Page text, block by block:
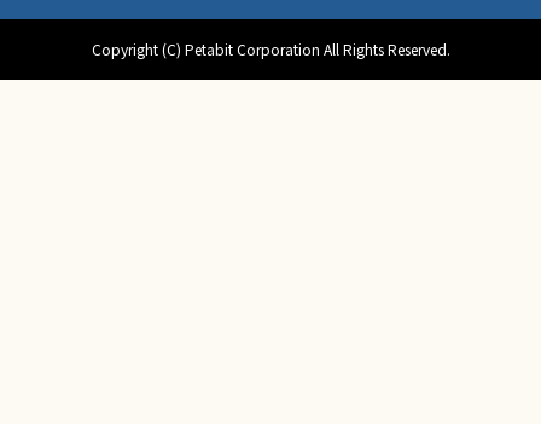
Copyright (C) Petabit Corporation All Rights Reserved.